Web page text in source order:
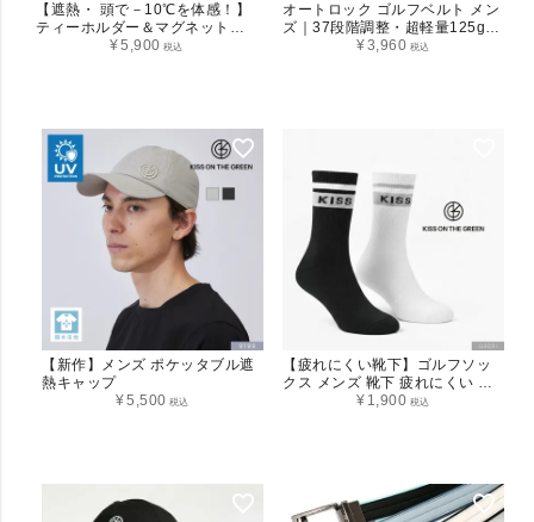
【遮熱・ 頭で－10℃を体感！】
ティーホルダー＆マグネット内
蔵 ゴルフ メンズ 遮熱 キャップ
¥5,900 税込
オートロック ゴルフベルト メン
ズ｜37段階調整・超軽量125g・
カット調整可能 ベルト
¥3,960 税込
【新作】メンズ ポケッタブル遮
熱キャップ
¥5,500 税込
【疲れにくい靴下】ゴルフソッ
クス メンズ 靴下 疲れにくい 足
裏パイル クルー丈ソックス
ゃれ ゴルフ小物 スポーツウェア
¥ 1,900 税込